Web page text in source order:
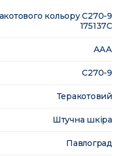
кольору С270-9
175137C
ААА
С270-9
Теракотовий
Штучна шкіра
Павлоград